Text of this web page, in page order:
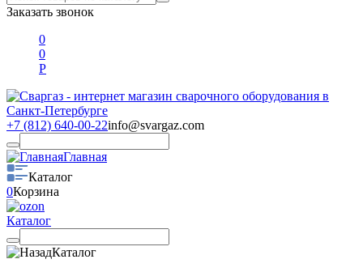
Заказать звонок
0
0
Р
+7 (812) 640-00-22info@svargaz.com
Главная
Каталог
0Корзина
Каталог
Каталог